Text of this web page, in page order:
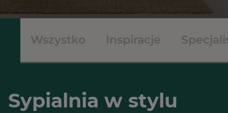
Wszystko Inspiracje
Sypialnia w stylu